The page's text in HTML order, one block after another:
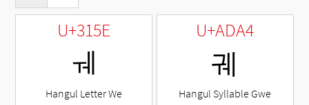
U+315E
ㅞ
Hangul Letter We
U+ADA4
궤
Hangul Syllable Gwe